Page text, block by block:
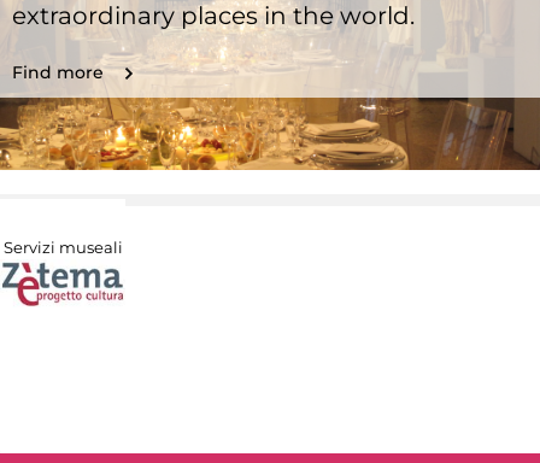
extraordinary places in the world.
Find more
Servizi museali